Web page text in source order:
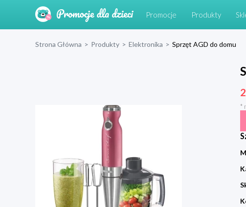
Promocje Produkty
Strona Główna > Produkty > Elektronika > Sprzęt AGD do domu
*